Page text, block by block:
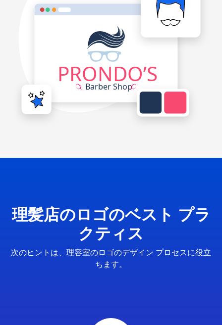
理髪店のロゴのベスト プラ
クティス
次のヒントは、理容室のロゴのデザイン プロセスに役立
ちます。